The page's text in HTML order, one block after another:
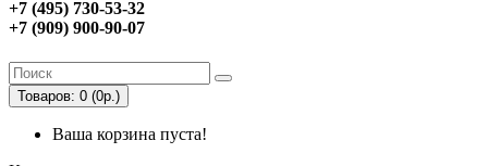
+7 (495) 730-53-32
+7 (909) 900-90-07
Товаров: 0 (0р.)
Ваша корзина пуста!